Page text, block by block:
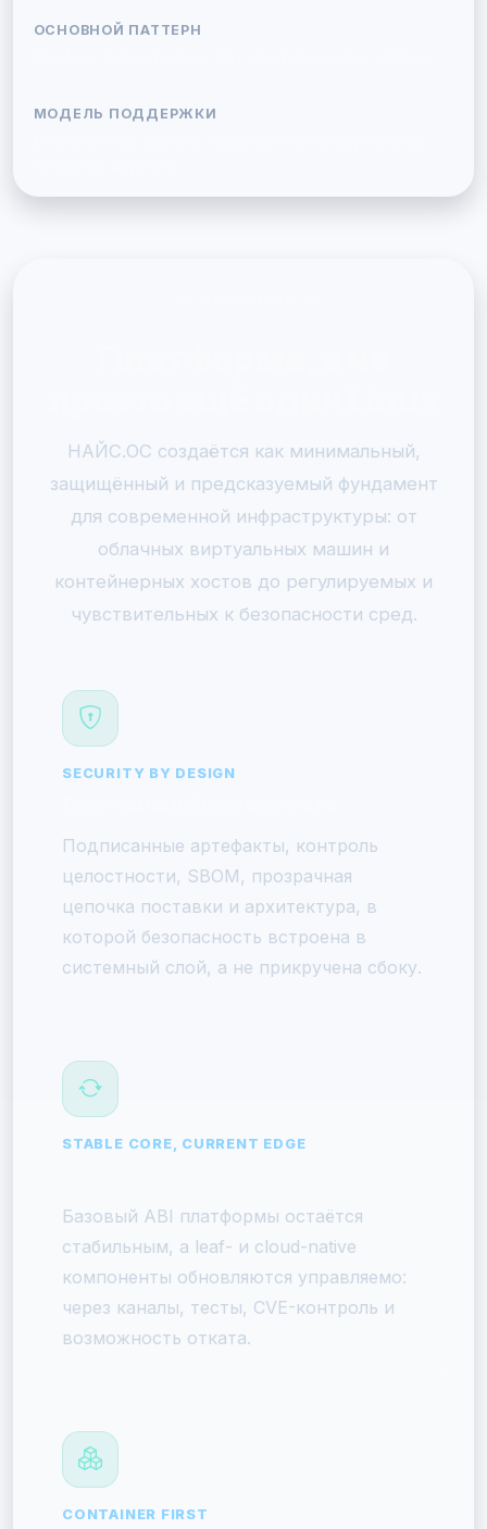
ОСНОВНОЙ ПАТТЕРН
МОДЕЛЬ ПОДДЕРЖКИ
НАЙС.ОС создаётся как минимальный,
защищённый и предсказуемый фундамент
для современной инфраструктуры: от
облачных виртуальных машин и
контейнерных хостов до регулируемых и
чувствительных к безопасности сред.
SECURITY BY DESIGN
Подписанные артефакты, контроль
целостности, SBOM, прозрачная
цепочка поставки и архитектура, в
которой безопасность встроена в
системный слой, а не прикручена сбоку.
STABLE CORE, CURRENT EDGE
Базовый ABI платформы остаётся
стабильным, а leaf- и cloud-native
компоненты обновляются управляемо:
через каналы, тесты, CVE-контроль и
возможность отката.
CONTAINER FIRST